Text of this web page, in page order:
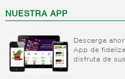
Quitamanchas
y aditivos
ropa
+
Quitamanchas
Complementos
Desinfectantes
+
Lejias
Limpiadores
+
NUESTRA APP
Descarga
App de
disfruta de